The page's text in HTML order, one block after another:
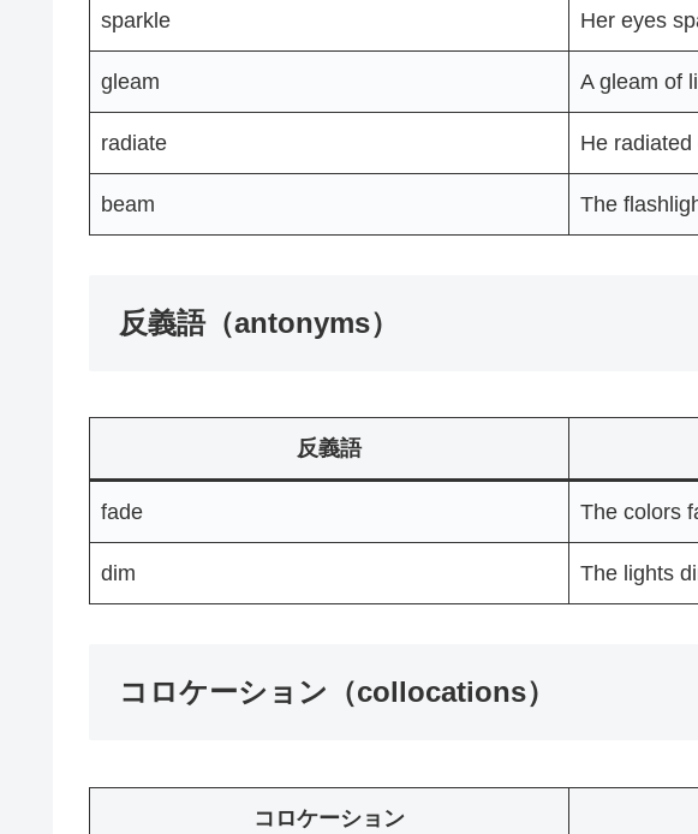
sparkle Her eyes
gleam A gleam of
radiate He
beam The
反義語（antonyms）
反義語
fade The colors
dim The lights
コロケーション（collocations）
コロケーション